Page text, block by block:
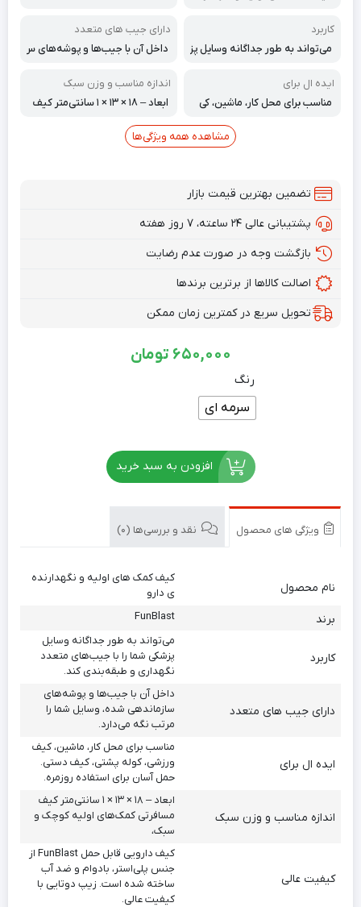
کاربرد
می‌تواند به طور جداگانه وسایل پز
هداری و طبقه‌بندی کند.
دارای جیب های متعدد
داخل آن با جیب‌ها و پوشه‌های س
ب نگه می‌دارد.
ایده ال برای
مناسب برای محل کار، ماشین، کی
ی. حمل آسان برای استفاده روزمر
اندازه مناسب و وزن سبک
ابعاد – ۱۸ × ۱۳ × ۱ سانتی‌متر کیف
سبک،
مشاهده همه ویژگی‌ها
تضمین بهترین قیمت بازار
پشتیبانی عالی ۲۴ ساعته، ۷ روز هفته
بازگشت وجه در صورت عدم رضایت
اصالت کالاها از برترین برندها
تحویل سریع در کمترین زمان ممکن
650,000 تومان
رنگ
سرمه ای
افزودن به سبد خرید
ویژگی های محصول نقد و بررسی‌ها (0)
نام محصول
کیف کمک های اولیه و نگهدارنده
ی دارو
برند FunBlast
کاربرد
می‌تواند به طور جداگانه وسایل
پزشکی شما را با جیب‌های متعدد
نگهداری و طبقه‌بندی کند.
دارای جیب های متعدد
داخل آن با جیب‌ها و پوشه‌های
سازماندهی شده، وسایل شما را
مرتب نگه می‌دارد.
ایده ال برای
مناسب برای محل کار، ماشین، کیف
ورزشی، کوله پشتی، کیف دستی.
حمل آسان برای استفاده روزمره.
اندازه مناسب و وزن سبک
ابعاد – ۱۸ × ۱۳ × ۱ سانتی‌متر کیف
مسافرتی کمک‌های اولیه کوچک و
سبک،
کیفیت عالی
کیف دارویی قابل حمل FunBlast از
جنس پلی‌استر، بادوام و ضد آب
ساخته شده است. زیپ دوتایی با
کیفیت عالی.